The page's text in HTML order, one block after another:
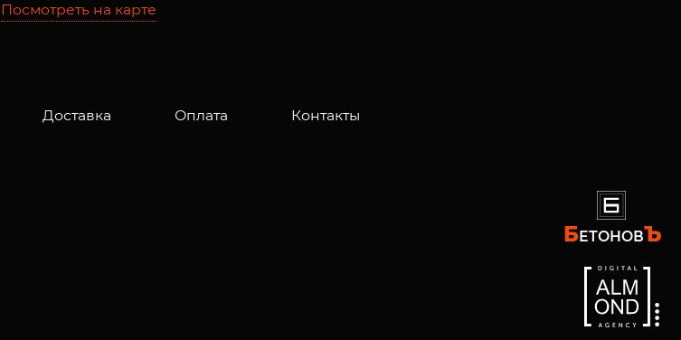
Посмотреть на карте
Доставка Оплата Контакты
БЕТОНОВЪ